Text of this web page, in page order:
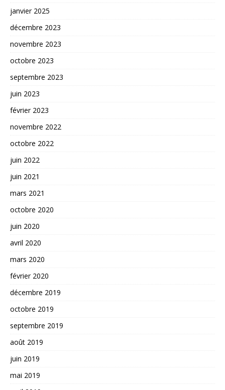
janvier 2025
décembre 2023
novembre 2023
octobre 2023
septembre 2023
juin 2023
février 2023
novembre 2022
octobre 2022
juin 2022
juin 2021
mars 2021
octobre 2020
juin 2020
avril 2020
mars 2020
février 2020
décembre 2019
octobre 2019
septembre 2019
août 2019
juin 2019
mai 2019